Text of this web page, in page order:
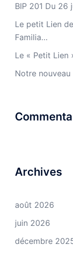
BIP 201 Du 26
Le petit Lien
Familia…
Le « Petit
Notre
Archives
août 2026
juin 2026
décembre